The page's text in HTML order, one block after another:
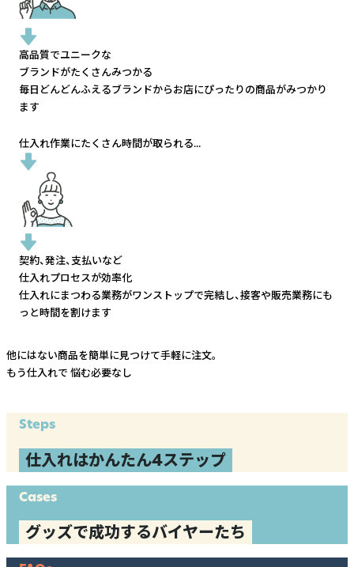
高品質でユニークな
ブランドがたくさんみつかる
毎日どんどんふえるブランドからお店にぴったりの商品がみつかり
ます
仕入れ作業にたくさん時間が取られる...
契約、発注、支払いなど
仕入れプロセスが効率化
仕入れにまつわる業務がワンストップで完結し、接客や販売業務にも
っと時間を割けます
他にはない商品を簡単に見つけて手軽に注文。
もう仕入れで 悩む必要なし
Steps
仕入れはかんたん4ステップ
Cases
グッズで成功するバイヤーたち